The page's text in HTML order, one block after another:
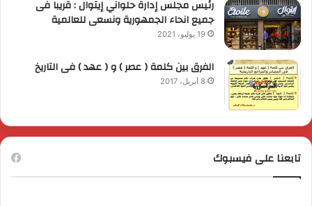
رئيس مجلس إدارة حلواني إيتوال : قريبا فى
جميع انحاء الجمهورية ونسعى للعالمية
19 يوليو، 2021
الفرق بين كلمة ( عصر ) و ( عهد ) فى التاريخ
8 أبريل، 2017
تابعنا على فيسبوك